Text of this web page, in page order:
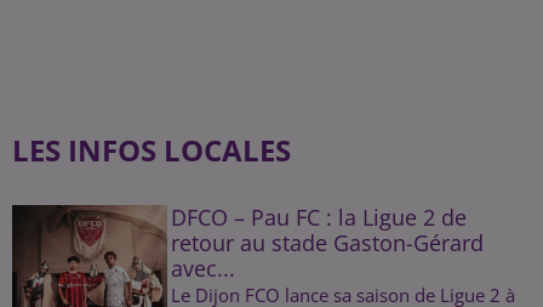
LES INFOS LOCALES
DFCO – Pau FC : la Ligue 2 de
retour au stade Gaston-Gérard
avec...
Le Dijon FCO lance sa saison de Ligue 2 à